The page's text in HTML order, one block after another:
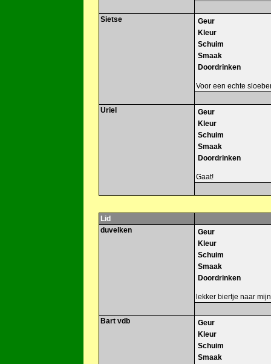
Sietse
Geur
Kleur
Schuim
Smaak
Doordrinken
Voor een echte
Uriel
Geur
Kleur
Schuim
Smaak
Doordrinken
Gaat!
Lid
duvelken
Geur
Kleur
Schuim
Smaak
Doordrinken
lekker biertje naar
Bart vdb
Geur
Kleur
Schuim
Smaak